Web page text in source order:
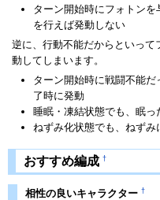
ターン開始時にフォトン
を行えば発動しない
逆に、行動不能だからといっ
動してしまいます。
ターン開始時に戦闘不能
了時に発動
睡眠・凍結状態でも、眠っ
ねずみ化状態でも、ねずみ
おすすめ編成 †
相性の良いキャラクター †